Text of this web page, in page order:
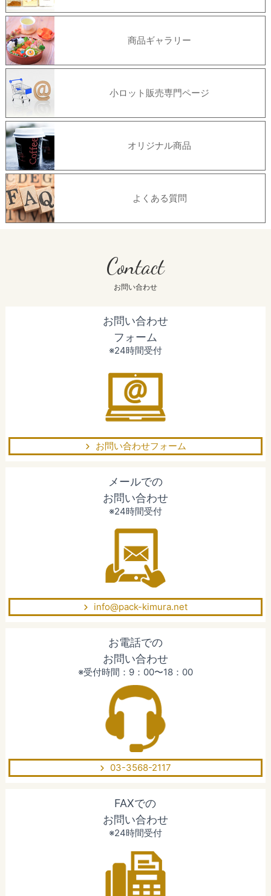
商品ギャラリー
小ロット販売専門ページ
オリジナル商品
よくある質問
Contact
お問い合わせ
お問い合わせ
フォーム
※24時間受付
お問い合わせフォーム
メールでの
お問い合わせ
※24時間受付
info@pack-kimura.net
お電話での
お問い合わせ
※受付時間：9：00〜18：00
03-3568-2117
FAXでの
お問い合わせ
※24時間受付